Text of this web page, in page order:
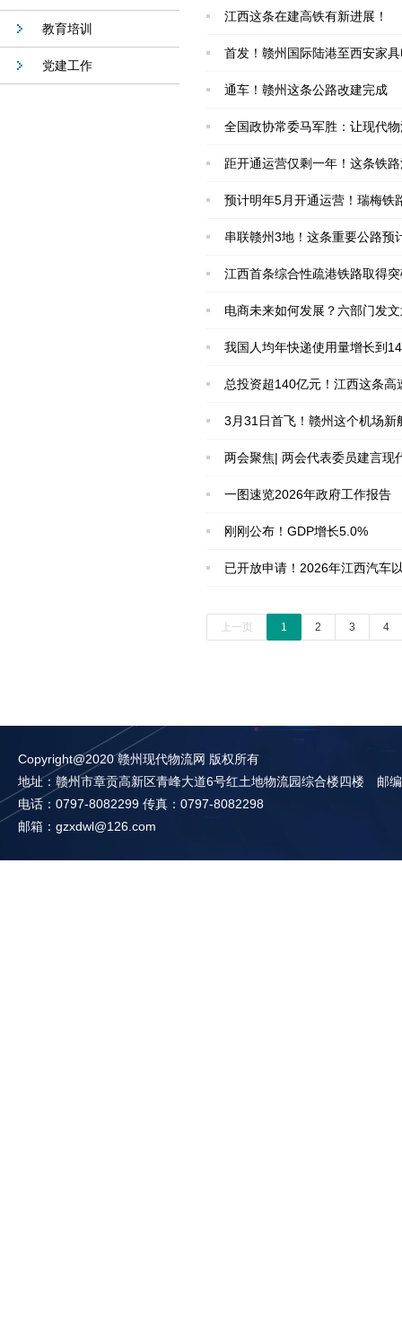
教育培训
党建工作
江西这条在建高铁有新进展！
首发！赣州国际陆港至西安家
通车！赣州这条公路改建完成
全国政协常委马军胜：让现代
距开通运营仅剩一年！这条铁
预计明年5月开通运营！瑞梅
串联赣州3地！这条重要公路预
江西首条综合性疏港铁路取得
电商未来如何发展？六部门发
我国人均年快递使用量增长到
总投资超140亿元！江西这条高
3月31日首飞！赣州这个机场新
两会聚焦| 两会代表委员建言现
一图速览2026年政府工作报告
刚刚公布！GDP增长5.0%
已开放申请！2026年江西汽车
上一页 1 2 3 4
Copyright@2020 赣州现代物流网 版权所有
地址：赣州市章贡高新区青峰大道6号红土地物流园综合楼四楼 邮
电话：0797-8082299 传真：0797-8082298
邮箱：gzxdwl@126.com